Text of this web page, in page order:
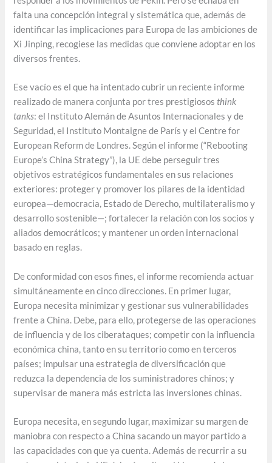
falta una concepción integral y sistemática que, además de
identificar las implicaciones para Europa de las ambiciones de
Xi Jinping, recogiese las medidas que conviene adoptar en los
diversos frentes.
Ese vacío es el que ha intentado cubrir un reciente informe
realizado de manera conjunta por tres prestigiososthink
tanks: el Instituto Alemán de Asuntos Internacionales y de
Seguridad, el Instituto Montaigne de París y el Centre for
European Reform de Londres. Según el informe (“Rebooting
Europe’s China Strategy”), la UE debe perseguir tres
objetivos estratégicos fundamentales en sus relaciones
exteriores: proteger y promover los pilares de la identidad
europea—democracia, Estado de Derecho, multilateralismo y
desarrollo sostenible—; fortalecer la relación con los socios y
aliados democráticos; y mantener un orden internacional
basado en reglas.
De conformidad con esos fines, el informe recomienda actuar
simultáneamente en cinco direcciones. En primer lugar,
Europa necesita minimizar y gestionar sus vulnerabilidades
frente a China. Debe, para ello, protegerse de las operaciones
de influencia y de los ciberataques; competir con la influencia
económica china, tanto en su territorio como en terceros
países; impulsar una estrategia de diversificación que
reduzca la dependencia de los suministradores chinos; y
supervisar de manera más estricta las inversiones chinas.
Europa necesita, en segundo lugar, maximizar su margen de
maniobra con respecto a China sacando un mayor partido a
las capacidades con que ya cuenta. Además de recurrir a su